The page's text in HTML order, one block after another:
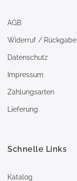
AGB
Widerruf / Rückgabe
Datenschutz
Impressum
Zahlungsarten
Lieferung
Schnelle Links
Katalog